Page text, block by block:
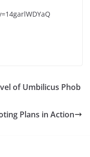
of Umbilicus Phob
Plans in Action